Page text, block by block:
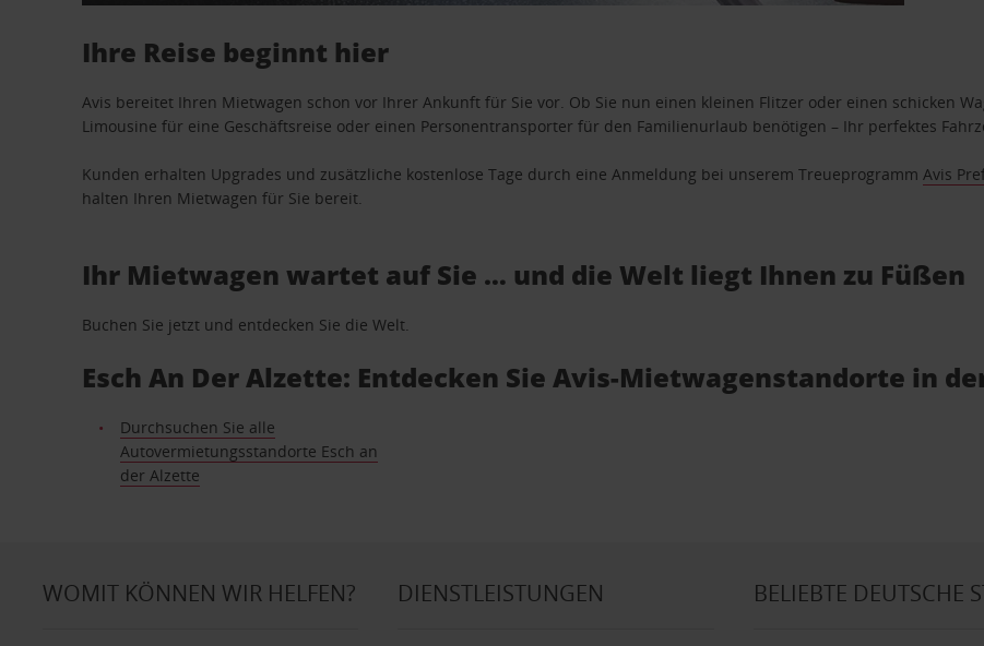
Ihre Reise beginnt hier
Avis bereitet Ihren Mietwagen schon vor Ihrer Ankunft für Sie vor. Ob Sie nun einen kleinen Flitzer oder einen schicken
Limousine für eine Geschäftsreise oder einen Personentransporter für den Familienurlaub benötigen – Ihr perfektes
Kunden erhalten Upgrades und zusätzliche kostenlose Tage durch eine Anmeldung bei unserem TreueprogrammAvis
halten Ihren Mietwagen für Sie bereit.
Ihr Mietwagen wartet auf Sie … und die Welt liegt Ihnen zu Füßen
Buchen Sie jetzt und entdecken Sie die Welt.
Esch An Der Alzette: Entdecken Sie Avis-Mietwagenstandorte in
Durchsuchen Sie alle
Autovermietungsstandorte Esch an
der Alzette
WOMIT KÖNNEN WIR HELFEN? DIENSTLEISTUNGEN BELIEBTE DEUTSCHE